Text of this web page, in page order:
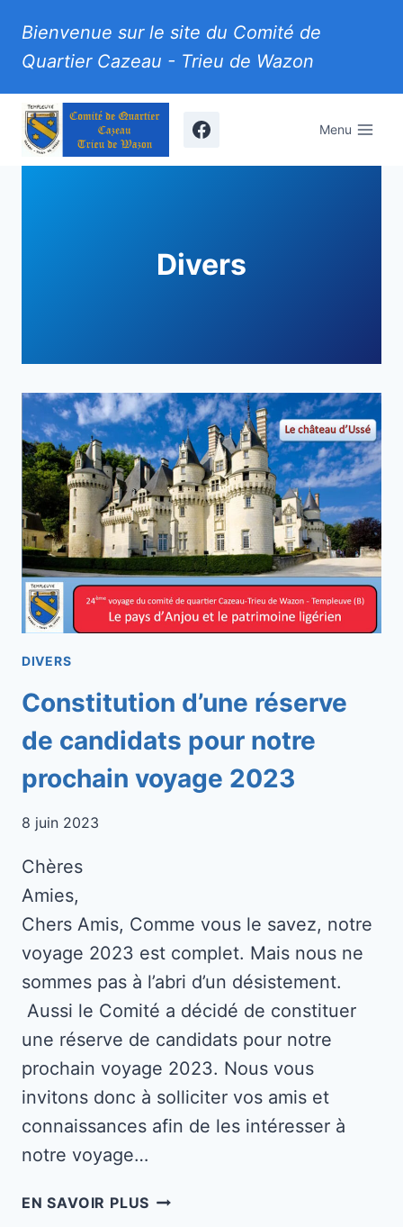
contenu
Bienvenue sur le site du Comité de
Quartier Cazeau - Trieu de Wazon
Menu
Divers
DIVERS
Constitution d’une réserve
de candidats pour notre
prochain voyage 2023
8 juin 2023
Chères
Chers Amis, Comme vous le savez, notre
voyage 2023 est complet. Mais nous ne
sommes pas à l’abri d’un désistement.
Aussi le Comité a décidé de constituer
une réserve de candidats pour notre
prochain voyage 2023. Nous vous
invitons donc à solliciter vos amis et
connaissances afin de les intéresser à
notre voyage…
EN SAVOIR PLUS CONSTITUTION